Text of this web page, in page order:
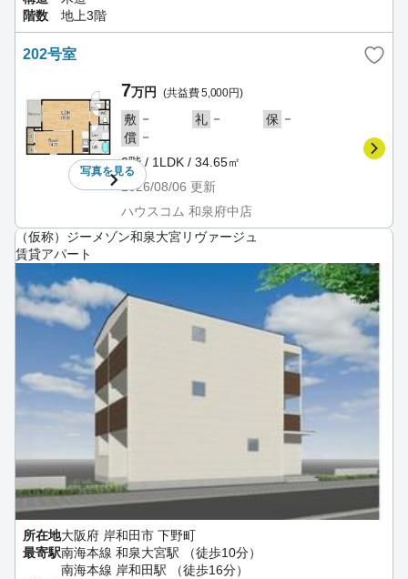
階数
地上3階
202号室
写真を見る
7万円 (共益費 5,000円)
敷 － 礼 － 保 －
償 －
2階 / 1LDK / 34.65㎡
2026/08/06 更新
ハウスコム 和泉府中店
（仮称）ジーメゾン和泉大宮リヴァージュ
賃貸アパート
所在地大阪府 岸和田市 下野町
最寄駅南海本線 和泉大宮駅 （徒歩10分）
南海本線 岸和田駅 （徒歩16分）